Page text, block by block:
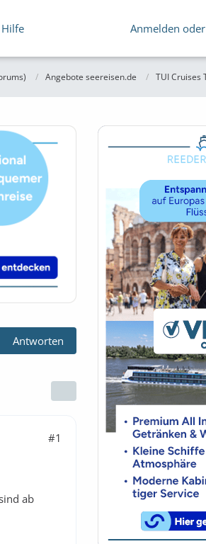
Hilfe Anmelden
Angebote seereisen.de TUI Cruises
Antworten
#1
ab